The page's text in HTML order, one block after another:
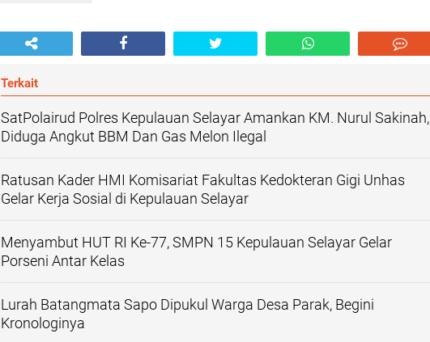
Terkait
SatPolairud Polres Kepulauan Selayar Amankan KM. Nurul Sakinah,
Diduga Angkut BBM Dan Gas Melon Ilegal
Ratusan Kader HMI Komisariat Fakultas Kedokteran Gigi Unhas
Gelar Kerja Sosial di Kepulauan Selayar
Menyambut HUT RI Ke-77, SMPN 15 Kepulauan Selayar Gelar
Porseni Antar Kelas
Lurah Batangmata Sapo Dipukul Warga Desa Parak, Begini
Kronologinya